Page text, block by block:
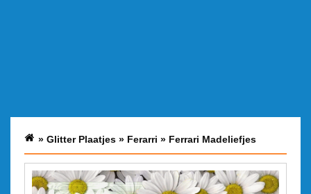
» Glitter Plaatjes » Ferarri » Ferrari Madeliefjes